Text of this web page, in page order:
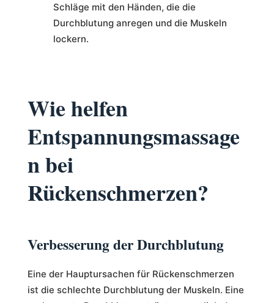
Schläge mit den Händen, die die
Durchblutung anregen und die Muskeln
lockern.
Wie helfen
Entspannungsmassage
n bei
Rückenschmerzen?
Verbesserung der Durchblutung
Eine der Hauptursachen für Rückenschmerzen
ist die schlechte Durchblutung der Muskeln. Eine